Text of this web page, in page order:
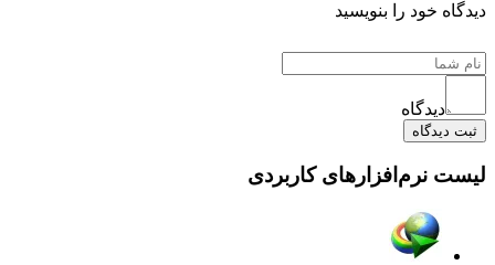
دیدگاه خود را بنویسید
دیدگاه
ثبت دیدگاه
لیست نرم‌افزارهای کاربردی